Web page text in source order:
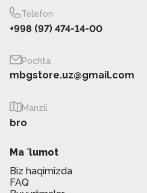
Telefon
+998 (97) 474-14-00
Pochta
mbgstore.uz@gmail.com
Manzil
bro
Ma `lumot
Biz haqimizda
FAQ